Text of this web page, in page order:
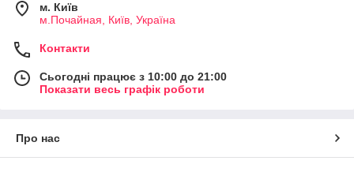
м. Київ
м.Почайная, Київ, Україна
Контакти
Сьогодні працює з 10:00 до 21:00
Показати весь графік роботи
Про нас